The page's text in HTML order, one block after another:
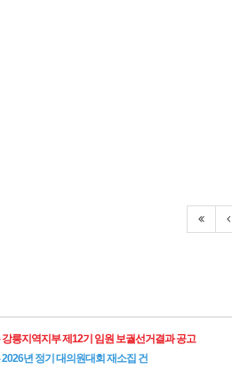
릉지역지부 제12기 임원 보궐선거결과 공고
년 정기 대의원대회 재소집 건